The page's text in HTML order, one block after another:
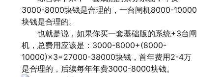
3000-8000块钱是合理的，一台闸机8000-10000
块钱是合理的。
也就是说，如果你买一套基础版的系统+3台闸
机，总费用应该是：3000-8000+(8000-
10000)×3=27000-38000块钱，首年费用2-4万
是合理的，后续每年年费3000-8000块钱。